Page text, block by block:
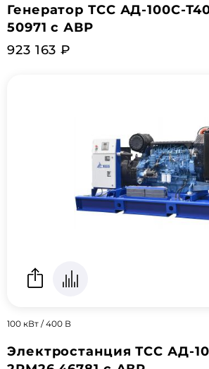
Генератор ТСС АД-100С-
50971 с АВР
923 163 ₽
100 кВт / 400 В
Электростанция ТСС АД-